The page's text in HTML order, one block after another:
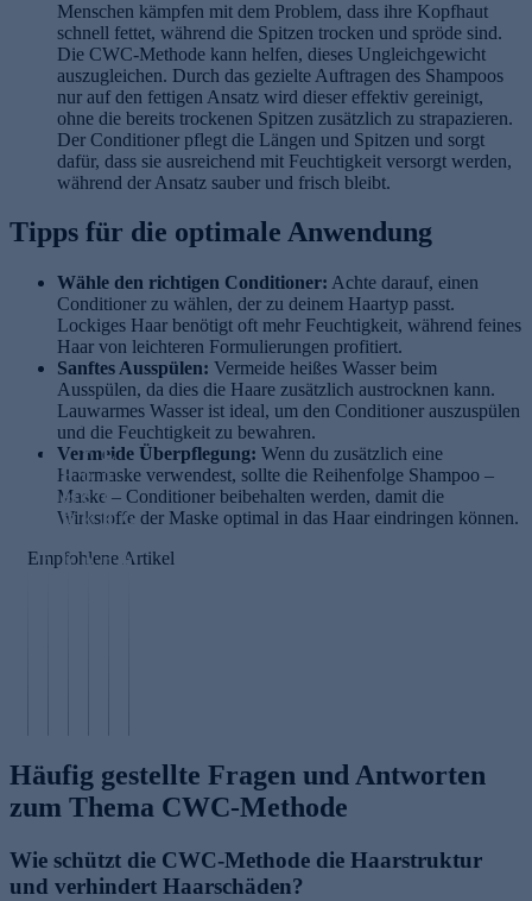
Menschen kämpfen mit dem Problem, dass ihre Kopfhaut
schnell fettet, während die Spitzen trocken und spröde sind.
Die CWC-Methode kann helfen, dieses Ungleichgewicht
auszugleichen. Durch das gezielte Auftragen des Shampoos
nur auf den fettigen Ansatz wird dieser effektiv gereinigt,
ohne die bereits trockenen Spitzen zusätzlich zu strapazieren.
Der Conditioner pflegt die Längen und Spitzen und sorgt
dafür, dass sie ausreichend mit Feuchtigkeit versorgt werden,
während der Ansatz sauber und frisch bleibt.
Tipps für die optimale Anwendung
Wähle den richtigen Conditioner: Achte darauf, einen
Conditioner zu wählen, der zu deinem Haartyp passt.
Lockiges Haar benötigt oft mehr Feuchtigkeit, während feines
Haar von leichteren Formulierungen profitiert.
Sanftes Ausspülen: Vermeide heißes Wasser beim
Ausspülen, da dies die Haare zusätzlich austrocknen kann.
Lauwarmes Wasser ist ideal, um den Conditioner auszuspülen
und die Feuchtigkeit zu bewahren.
Vermeide Überpflegung: Wenn du zusätzlich eine
Haarmaske verwendest, sollte die Reihenfolge Shampoo –
Maske – Conditioner beibehalten werden, damit die
Wirkstoffe der Maske optimal in das Haar eindringen können.
Empfohlene Artikel
c
h
F
es
te
h
T
r
o
c
k
n
L
o
c
k
n
G
u
Häufig gestellte Fragen und Antworten
zum Thema CWC-Methode
Wie schützt die CWC-Methode die Haarstruktur
und verhindert Haarschäden?